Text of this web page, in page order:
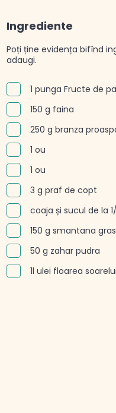
Ingrediente
Poți ține evidența bifînd
adaugi.
1 punga Fructe de
150 g faina
250 g branza
1 ou
1 ou
3 g praf de copt
coaja și sucul de la
150 g smantana
50 g zahar pudra
1l ulei floarea